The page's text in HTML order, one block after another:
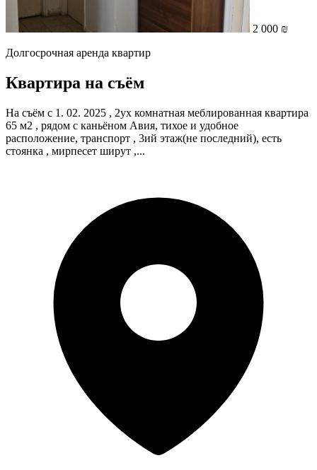
2 000 ₪
Долгосрочная аренда квартир
Квартира на съём
На съём с 1. 02. 2025 , 2ух комнатная меблированная квартира
65 м2 , рядом с каньёном Авия, тихое и удобное
расположение, транспорт , 3ий этаж(не последний), есть
стоянка , мирпесет ширут ,...